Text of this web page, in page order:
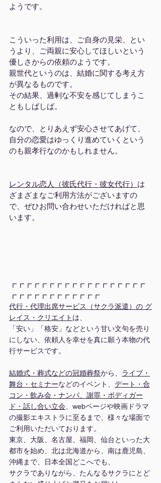
ようです。
こういった利用は、ご自身の見栄、とい
うより、ご両親に安心してほしいという
優しさからの依頼のようです。
親世代というのは、結婚に関する考え方
が異なるものです。
その結果、過剰な不安を感じてしまうこ
ともしばしば。
なので、とりあえず安心させてあげて、
自分の恋愛はゆっくり進めていくという
のも親孝行なのかもしれません。
レンタル恋人（彼氏代行・彼女代行） は
ざまざまなご利用方法がございますの
で、ぜひお問い合わせいただければと思
います。
┏┏┏┏┏┏┏┏┏┏┏┏┏┏┏┏┏┏
┏┏┏┏┏┏┏┏┏┏┏┏
代行・代理出席サービス（サクラ派遣）の グ
レイス・クリエイト は、
「安い」「格安」などという甘い文句を売り
にしない、依頼人を幸せを真に願う本物の代
行サービスです。
結婚式・葬式などの冠婚葬祭から、 ライブ・
舞台 ・ セミナーなどのイベント、 デート・合
コン・飲み会・ナンパ、謝罪・ボディガー
ド・話し合い立会、webページや映画ドラマ
の撮影エキストラに至るまで、様々な場面で
ご利用いただいております。
東京、大阪、名古屋、福岡、仙台といった大
都市を始め、北は北海道から、南は鹿児島、
沖縄まで、日本全国どこへでも、
サクラでありながら、たんなるサクラにとど